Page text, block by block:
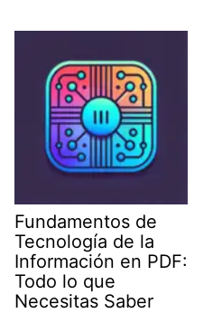
Fundamentos de
Tecnología de la
Información en PDF:
Todo lo que
Necesitas Saber